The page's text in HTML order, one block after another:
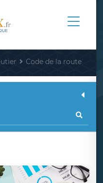
Code de la route